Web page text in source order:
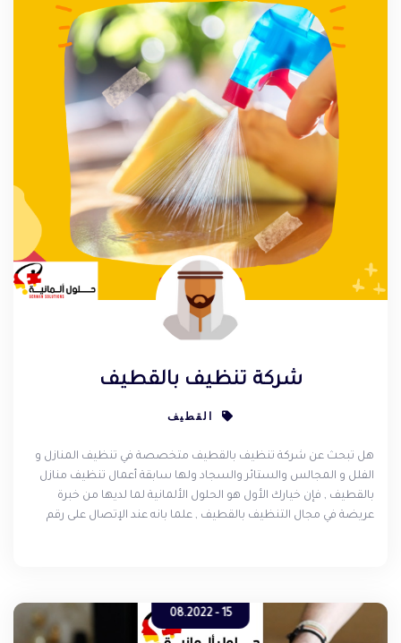
شركة تنظيف بالقطيف
القطيف
هل تبحث عن شركة تنظيف بالقطيف متخصصة في تنظيف المنازل و
الفلل و المجالس والستائر والسجاد ولها سابقة أعمال تنظيف منازل
بالقطيف , فإن خيارك الأول هو الحلول الألمانية لما لديها من خبرة
عريضة في مجال التنظيف بالقطيف , علما بانه عند الإتصال على رقم
15 - 08.2022